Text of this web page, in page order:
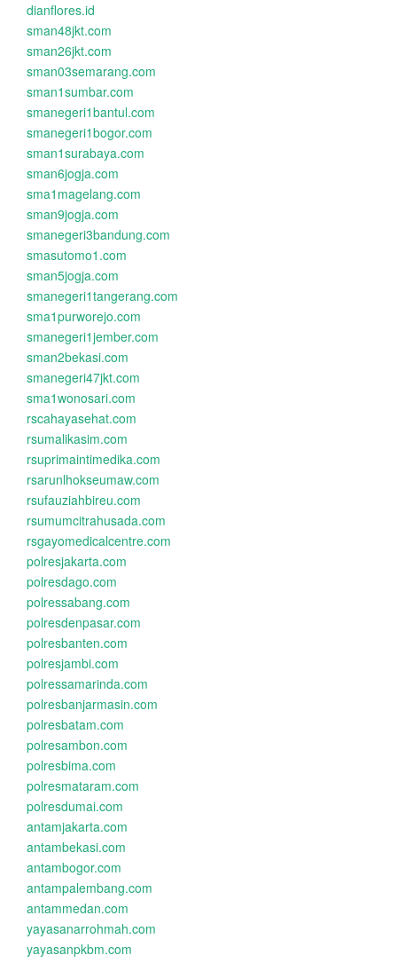
dianflores.id
sman48jkt.com
sman26jkt.com
sman03semarang.com
sman1sumbar.com
smanegeri1bantul.com
smanegeri1bogor.com
sman1surabaya.com
sman6jogja.com
sma1magelang.com
sman9jogja.com
smanegeri3bandung.com
smasutomo1.com
sman5jogja.com
smanegeri1tangerang.com
sma1purworejo.com
smanegeri1jember.com
sman2bekasi.com
smanegeri47jkt.com
sma1wonosari.com
rscahayasehat.com
rsumalikasim.com
rsuprimaintimedika.com
rsarunlhokseumaw.com
rsufauziahbireu.com
rsumumcitrahusada.com
rsgayomedicalcentre.com
polresjakarta.com
polresdago.com
polressabang.com
polresdenpasar.com
polresbanten.com
polresjambi.com
polressamarinda.com
polresbanjarmasin.com
polresbatam.com
polresambon.com
polresbima.com
polresmataram.com
polresdumai.com
antamjakarta.com
antambekasi.com
antambogor.com
antampalembang.com
antammedan.com
yayasanarrohmah.com
yayasanpkbm.com